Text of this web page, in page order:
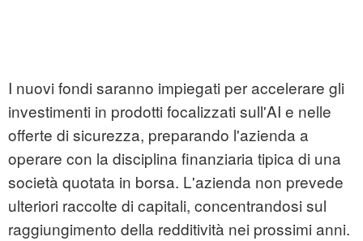
I nuovi fondi saranno impiegati per accelerare gli
investimenti in prodotti focalizzati sull'AI e nelle
offerte di sicurezza, preparando l'azienda a
operare con la disciplina finanziaria tipica di una
società quotata in borsa. L'azienda non prevede
ulteriori raccolte di capitali, concentrandosi sul
raggiungimento della redditività nei prossimi anni.